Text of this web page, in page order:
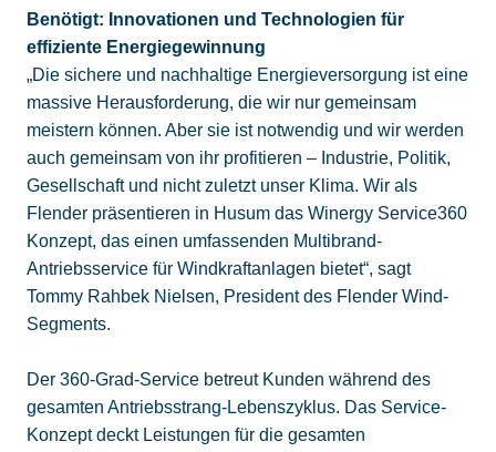
Benötigt: Innovationen und Technologien für
effiziente Energiegewinnung
„Die sichere und nachhaltige Energieversorgung ist eine
massive Herausforderung, die wir nur gemeinsam
meistern können. Aber sie ist notwendig und wir werden
auch gemeinsam von ihr profitieren – Industrie, Politik,
Gesellschaft und nicht zuletzt unser Klima. Wir als
Flender präsentieren in Husum das Winergy Service360
Konzept, das einen umfassenden Multibrand-
Antriebsservice für Windkraftanlagen bietet“, sagt
Tommy Rahbek Nielsen, President des Flender Wind-
Segments.
Der 360-Grad-Service betreut Kunden während des
gesamten Antriebsstrang-Lebenszyklus. Das Service-
Konzept deckt Leistungen für die gesamten